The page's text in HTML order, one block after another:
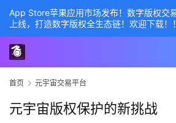
首页 元宇宙交易平台
元宇宙版权保护的新挑战
App Store苹果应用市场发布！数字版权交
上线，打造数字版权全生态链！欢迎下载！！
商务经理联系方式——数字版权交易平台